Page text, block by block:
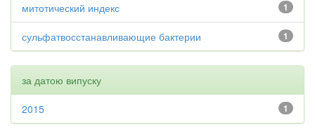
1
митотический индекс
1
сульфатвосстанавливающие бактерии
за датою випуску
1
2015